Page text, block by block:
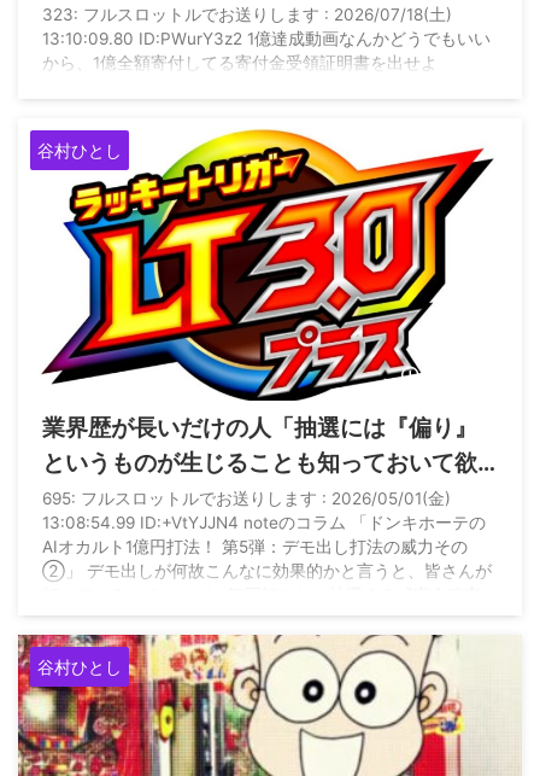
しまう
323: フルスロットルでお送りします : 2026/07/18(土)
13:10:09.80 ID:PWurY3z2 1億達成動画なんかどうでもいい
から、1億全額寄付してる寄付金受領証明書を出せよ
谷村ひとし
業界歴が長いだけの人「抽選には『偏り』
というものが生じることも知っておいて欲
しいのです。今やメーカーがその偏りを意
図的に仕込んだのがラッキートリガーで
す」
695: フルスロットルでお送りします : 2026/05/01(金)
13:08:54.99 ID:+VtYJJN4 noteのコラム 「ドンキホーテの
AIオカルト1億円打法！ 第5弾：デモ出し打法の威力その
②」 デモ出しが何故こんなに効果的かと言うと、皆さんが
〝そんなこと知らないよ〟って言ってる人も毎回、〝完全確
率一発抽選〟に振り回されていることは知っておいて下さ
い。 しかし、抽選には『偏り』（ ...
谷村ひとし